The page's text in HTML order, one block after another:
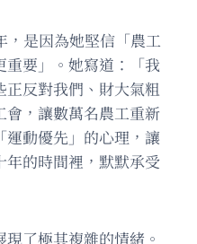
，是因為她堅信「農工
要」。她寫道：「我
反對我們、財大氣粗
，讓數萬名農工重新
運動優先」的心理，讓
的時間裡，默默承受
了極其複雜的情緒。